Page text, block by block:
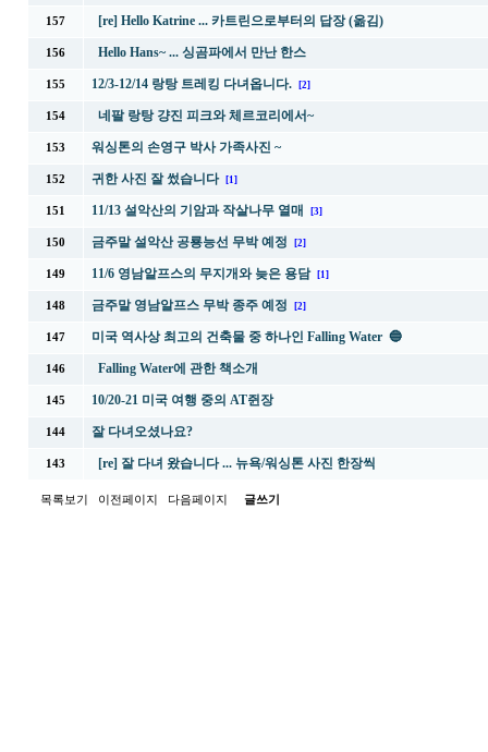
157 [re] Hello Katrine ... 카트린으로부터의 답장 (옮김)
156 Hello Hans~ ... 싱곰파에서 만난 한스
155 12/3-12/14 랑탕 트레킹 다녀옵니다. [2]
154 네팔 랑탕 걍진 피크와 체르코리에서~
153 워싱톤의 손영구 박사 가족사진 ~
152 귀한 사진 잘 썼습니다 [1]
151 11/13 설악산의 기암과 작살나무 열매 [3]
150 금주말 설악산 공룡능선 무박 예정 [2]
149 11/6 영남알프스의 무지개와 늦은 용담 [1]
148 금주말 영남알프스 무박 종주 예정 [2]
147 미국 역사상 최고의 건축물 중 하나인 Falling Water 🔵
146 Falling Water에 관한 책소개
145 10/20-21 미국 여행 중의 AT쥔장
144 잘 다녀오셨나요?
143 [re] 잘 다녀 왔습니다 ... 뉴욕/워싱톤 사진 한장씩
목록보기 이전페이지 다음페이지 글쓰기